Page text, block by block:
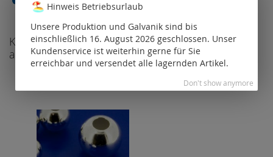
Kunden, die diesen Artikel gekauft haben, kauften
auch
Hinweis Betriebsurlaub
Unsere Produktion und Galvanik sind bis
einschließlich 16. August 2026 geschlossen. Unser
Kundenservice ist weiterhin gerne für Sie
erreichbar und versendet alle lagernden Artikel.
Don't show anymore